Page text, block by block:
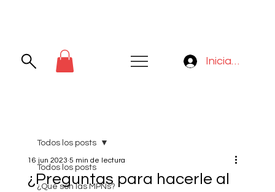
Iniciar sesión
Todos los posts
¿Qué son las MPNs?
Todos los posts
¿Preguntas para hacerle al
16 jun 2023 5 min de lectura